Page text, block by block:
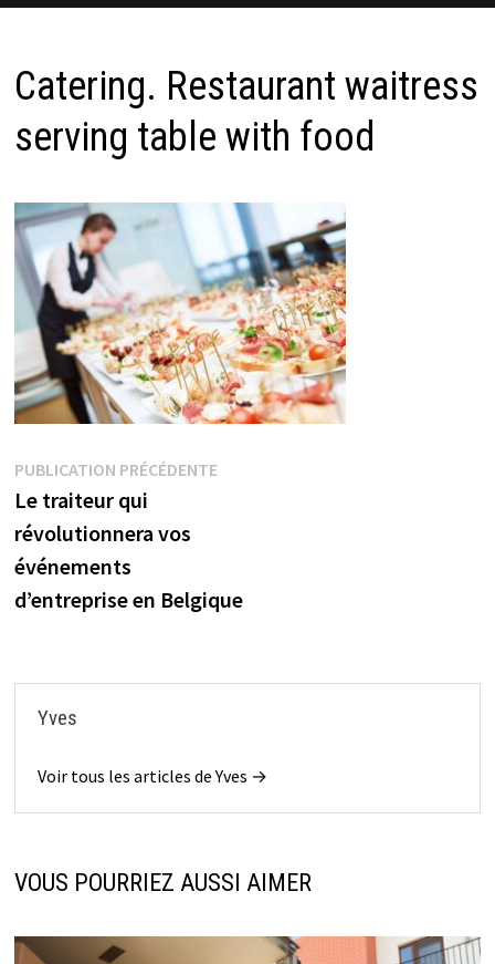
Catering. Restaurant waitress
serving table with food
Navigation
de
l’article
PUBLICATION PRÉCÉDENTEPublication
Le traiteur qui
révolutionnera vos
événements
d’entreprise en Belgique
Yves
Voir tous les articles de Yves →
VOUS POURRIEZ AUSSI AIMER